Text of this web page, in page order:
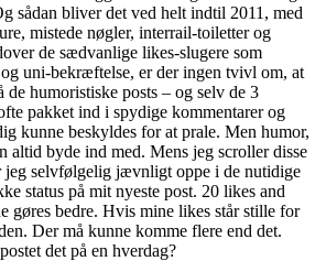
sådan bliver det ved helt indtil 2011, med
mistede nøgler, interrail-toiletter og
de sædvanlige likes-slugere som
uni-bekræftelse, er der ingen tvivl om, at
de humoristiske posts – og selv de 3
pakket ind i spydige kommentarer og
kunne beskyldes for at prale. Men humor,
altid byde ind med. Mens jeg scroller disse
jeg selvfølgelig jævnligt oppe i de nutidige
status på mit nyeste post. 20 likes and
gøres bedre. Hvis mine likes står stille for
Der må kunne komme flere end det.
det på en hverdag?